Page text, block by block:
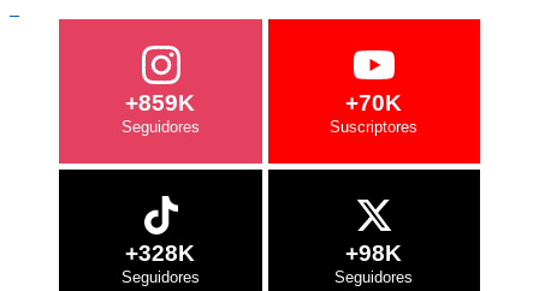
+859K +70K
+328K +98K